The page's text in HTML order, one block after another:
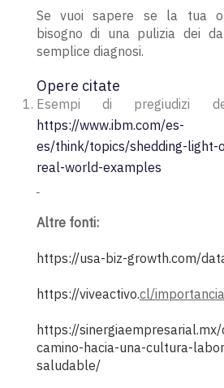
Se vuoi sapere se la tua
bisogno di una pulizia dei
semplice diagnosi.
Opere citate
Esempi di pregiudizi
https://www.ibm.com/es-
es/think/topics/shedding-light-
real-world-examples
Altre fonti:
https://usa-biz-growth.com/
https://viveactivo.cl/
https://
camino-hacia-una-cultura-
saludable/